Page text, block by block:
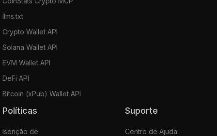
llms.txt
Crypto Wallet API
Solana Wallet API
EVM Wallet API
DeFi API
Bitcoin (xPub) Wallet API
Políticas
Isenção de
Suporte
Centro de Ajuda